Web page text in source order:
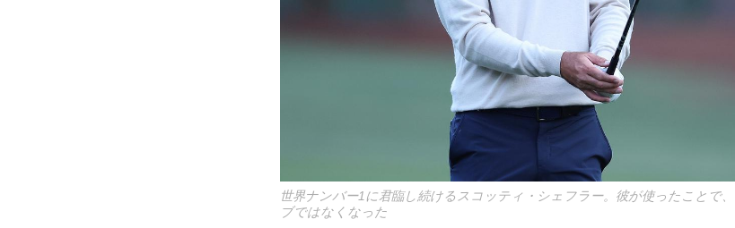
世界ナンバー1に君臨し続けるスコッティ・シェフラー。彼が使ったことで
ブではなくなった